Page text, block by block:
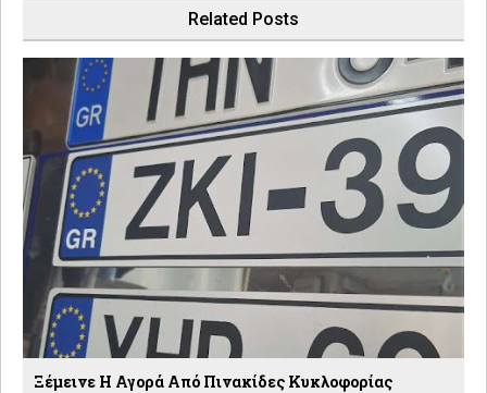
Related Posts
Ξέμεινε Η Αγορά Από Πινακίδες Κυκλοφορίας